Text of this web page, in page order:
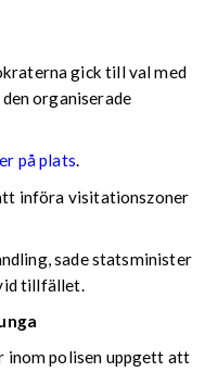
gick till val med
organiserade
på plats.
införa visitationszoner
sade statsminister
tillfället.
inom polisen uppgett att